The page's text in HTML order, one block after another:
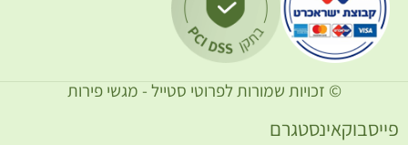
© זכויות שמורות לפרוטי סטייל - מגשי פירות
אינסטגרם